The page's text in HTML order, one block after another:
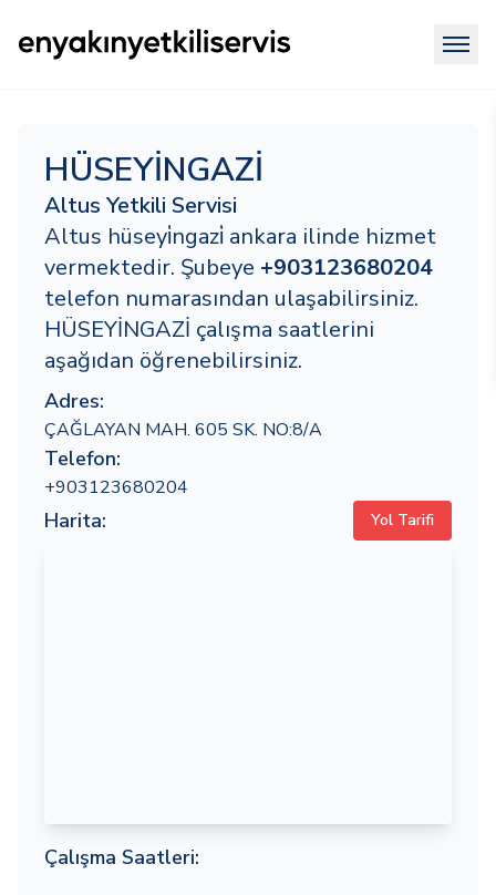
HÜSEYİNGAZİ
Altus Yetkili Servisi
Altus hüseyi̇ngazi̇ ankara ilinde hizmet
vermektedir. Şubeye +903123680204
telefon numarasından ulaşabilirsiniz.
HÜSEYİNGAZİ çalışma saatlerini
aşağıdan öğrenebilirsiniz.
Adres:
ÇAĞLAYAN MAH. 605 SK. NO:8/A
Telefon:
+903123680204
Harita: Yol Tarifi
Çalışma Saatleri: